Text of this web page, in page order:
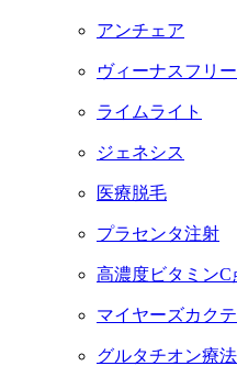
アンチェア
ヴィーナスフリ
ライムライト
ジェネシス
医療脱毛
プラセンタ注射
高濃度ビタミンC
マイヤーズカク
グルタチオン療法